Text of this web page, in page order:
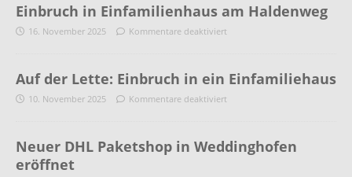
Einbruch in Einfamilienhaus am Haldenweg
16. November 2025 Kommentare deaktiviert
Auf der Lette: Einbruch in ein Einfamiliehaus
10. November 2025 Kommentare deaktiviert
Neuer DHL Paketshop in Weddinghofen
eröffnet